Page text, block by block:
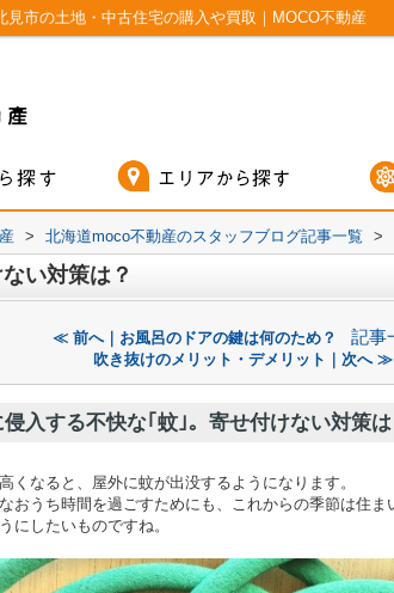
市の土地・中古住宅の購入や買取｜MOCO不動産
> 北海道moco不動産のスタッフブログ記事一覧 >
い対策は？
≪ 前へ｜お風呂のドアの鍵は何のため？ 記事
吹き抜けのメリット・デメリット｜次へ ≫
入する不快な｢蚊｣。寄せ付けない対策は
くなると、屋外に蚊が出没するようになります。
おうち時間を過ごすためにも、これからの季節は住ま
にしたいものですね。